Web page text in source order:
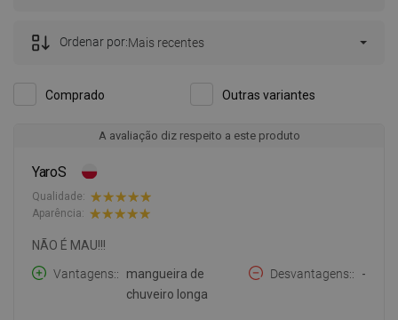
Comprado Outras variantes
Ordenar por:Mais recentes
A avaliação diz respeito a este produto
YaroS
Qualidade:
Aparência:
NÃO É MAU!!!
Vantagens:
mangueira de
chuveiro longa
Desvantagens: -